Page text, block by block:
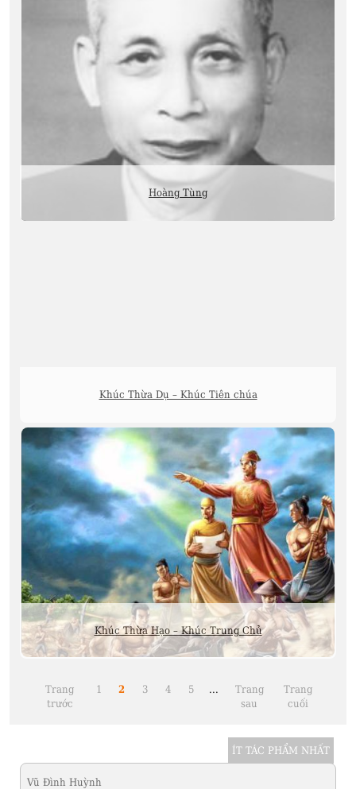
Hoàng Tùng
Khúc Thừa Dụ – Khúc Tiên chúa
Khúc Thừa Hạo – Khúc Trung Chủ
Trang
trước
1 2 3 4 5 ...
Trang
sau
Trang
cuối
ÍT TÁC PHẨM NHẤT
Vũ Đình Huỳnh